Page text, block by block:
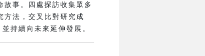
故事。四處探訪收集眾多
方法，交叉比對研究成
持續向未來延伸發展。